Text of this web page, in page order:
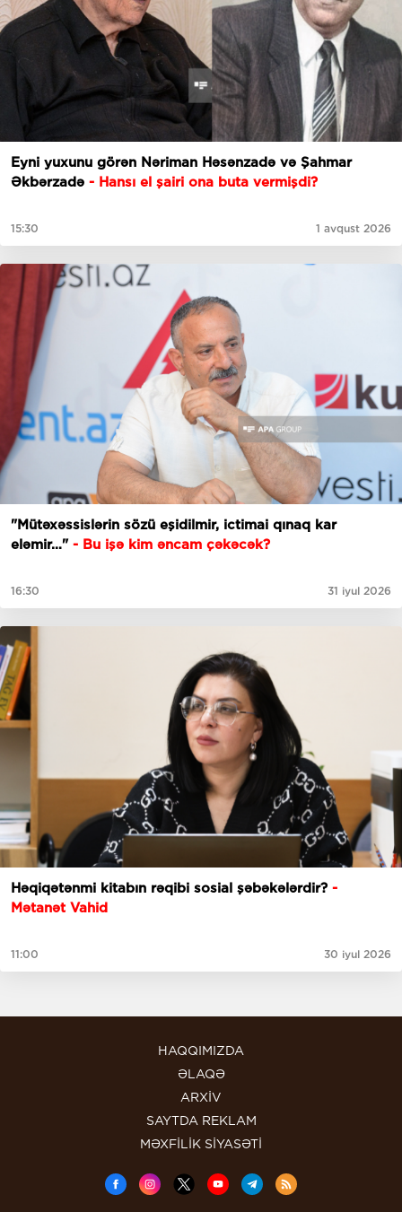
Eyni yuxunu görən Nəriman Həsənzadə və Şahmar
Əkbərzadə - Hansı el şairi ona buta vermişdi?
15:30 1 avqust 2026
"Mütəxəssislərin sözü eşidilmir, ictimai qınaq kar
eləmir…" - Bu işə kim əncam çəkəcək?
16:30 31 iyul 2026
Həqiqətənmi kitabın rəqibi sosial şəbəkələrdir? -
Mətanət Vahid
11:00 30 iyul 2026
HAQQIMIZDA
ƏLAQƏ
ARXİV
SAYTDA REKLAM
MƏXFİLİK SİYASƏTİ